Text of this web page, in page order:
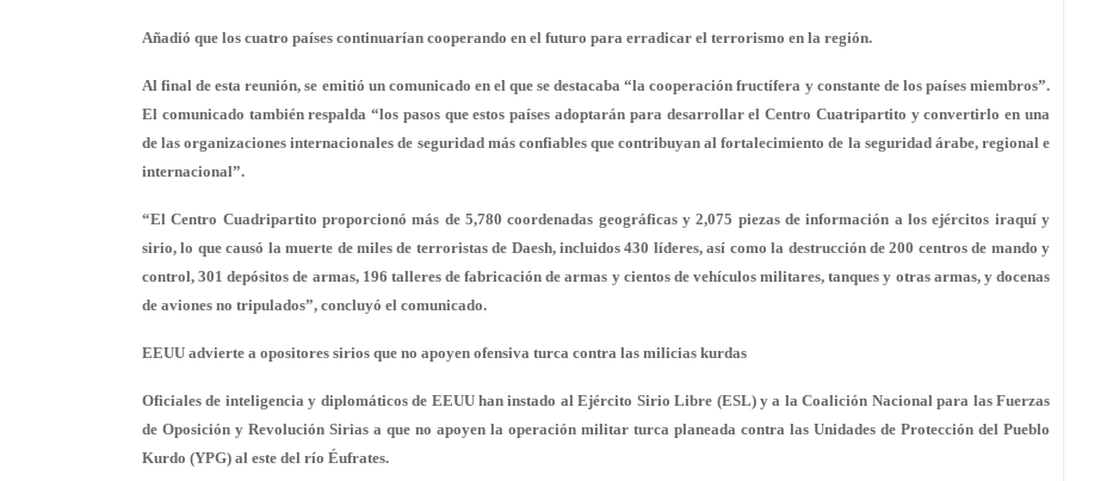
Añadió que los cuatro países continuarían cooperando en el futuro para erradicar el terrorismo en la región.
Al final de esta reunión, se emitió un comunicado en el que se destacaba “la cooperación fructífera y constante de los países miembros”.
El comunicado también respalda “los pasos que estos países adoptarán para desarrollar el Centro Cuatripartito y convertirlo en una
de las organizaciones internacionales de seguridad más confiables que contribuyan al fortalecimiento de la seguridad árabe, regional e
internacional”.
“El Centro Cuadripartito proporcionó más de 5,780 coordenadas geográficas y 2,075 piezas de información a los ejércitos iraquí y
sirio, lo que causó la muerte de miles de terroristas de Daesh, incluidos 430 líderes, así como la destrucción de 200 centros de mando y
control, 301 depósitos de armas, 196 talleres de fabricación de armas y cientos de vehículos militares, tanques y otras armas, y docenas
de aviones no tripulados”, concluyó el comunicado.
EEUU advierte a opositores sirios que no apoyen ofensiva turca contra las milicias kurdas
Oficiales de inteligencia y diplomáticos de EEUU han instado al Ejército Sirio Libre (ESL) y a la Coalición Nacional para las Fuerzas
de Oposición y Revolución Sirias a que no apoyen la operación militar turca planeada contra las Unidades de Protección del Pueblo
Kurdo (YPG) al este del río Éufrates.